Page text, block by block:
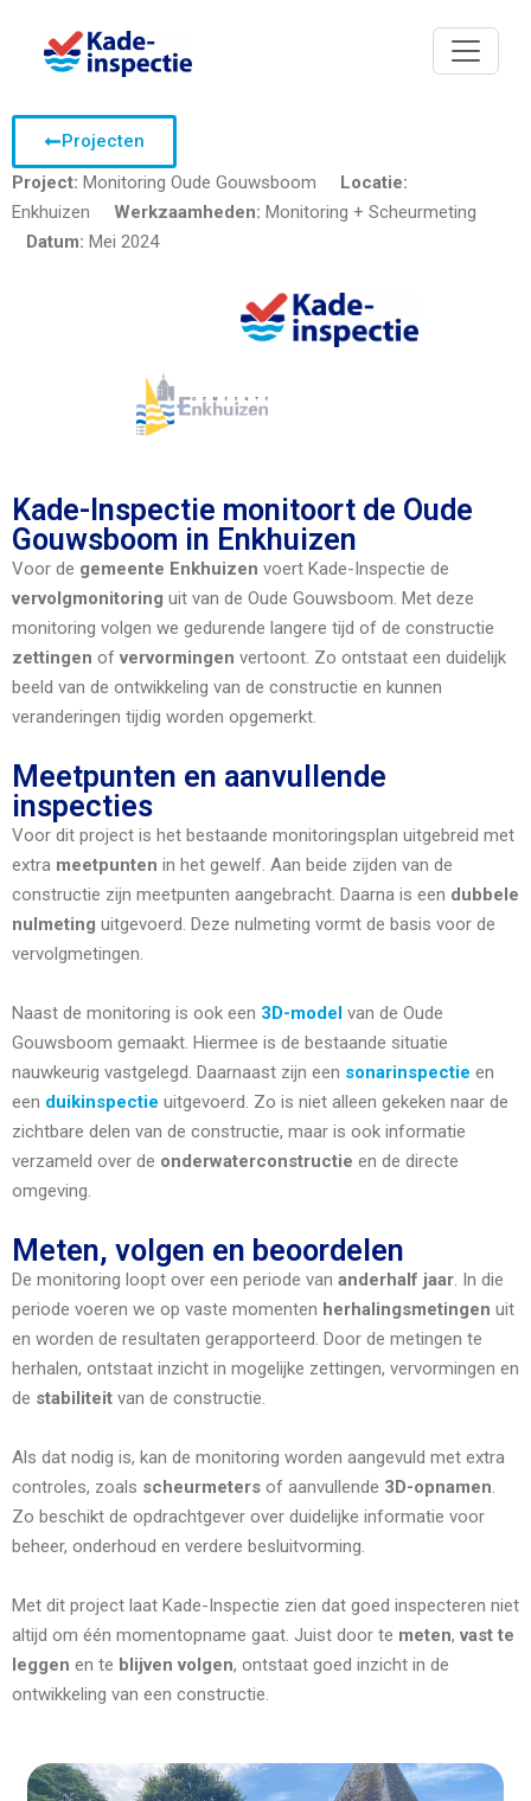
Projecten
Project: Monitoring Oude Gouwsboom Locatie:
Enkhuizen Werkzaamheden: Monitoring + Scheurmeting
Datum: Mei 2024
Kade-Inspectie monitoort de Oude
Gouwsboom in Enkhuizen
Voor de gemeente Enkhuizen voert Kade-Inspectie de
vervolgmonitoring uit van de Oude Gouwsboom. Met deze
monitoring volgen we gedurende langere tijd of de constructie
zettingen ofvervormingen vertoont. Zo ontstaat een duidelijk
beeld van de ontwikkeling van de constructie en kunnen
veranderingen tijdig worden opgemerkt.
Meetpunten en aanvullende
inspecties
Voor dit project is het bestaande monitoringsplan uitgebreid met
extra meetpunten in het gewelf. Aan beide zijden van de
constructie zijn meetpunten aangebracht. Daarna is een dubbele
nulmeting uitgevoerd. Deze nulmeting vormt de basis voor de
vervolgmetingen.
Naast de monitoring is ook een 3D-model van de Oude
Gouwsboom gemaakt. Hiermee is de bestaande situatie
nauwkeurig vastgelegd. Daarnaast zijn een sonarinspectie en
een duikinspectie uitgevoerd. Zo is niet alleen gekeken naar de
zichtbare delen van de constructie, maar is ook informatie
verzameld over de onderwaterconstructie en de directe
omgeving.
Meten, volgen en beoordelen
De monitoring loopt over een periode van anderhalf jaar. In die
periode voeren we op vaste momenten herhalingsmetingen uit
en worden de resultaten gerapporteerd. Door de metingen te
herhalen, ontstaat inzicht in mogelijke zettingen, vervormingen en
de stabiliteit van de constructie.
Als dat nodig is, kan de monitoring worden aangevuld met extra
controles, zoals scheurmeters of aanvullende 3D-opnamen.
Zo beschikt de opdrachtgever over duidelijke informatie voor
beheer, onderhoud en verdere besluitvorming.
Met dit project laat Kade-Inspectie zien dat goed inspecteren niet
altijd om één momentopname gaat. Juist door te meten,vast te
leggen en te blijven volgen, ontstaat goed inzicht in de
ontwikkeling van een constructie.